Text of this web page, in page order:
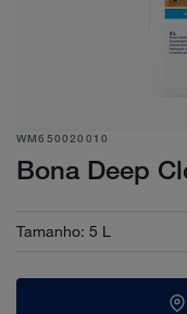
WM650020010
Bona Deep
Tamanho: 5 L